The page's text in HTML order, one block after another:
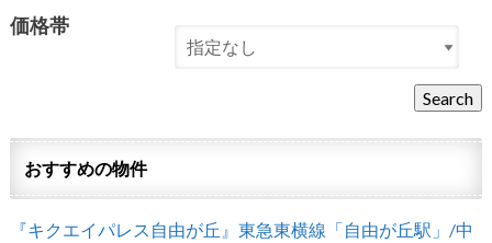
価格帯
おすすめの物件
『キクエイパレス自由が丘』東急東横線「自由が丘駅」/中